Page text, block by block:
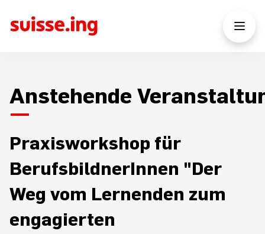
Anstehende
Praxisworkshop für
BerufsbildnerInnen "Der
Weg vom Lernenden zum
engagierten